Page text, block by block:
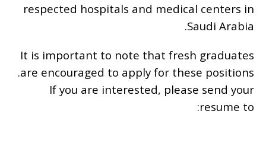
respected hospitals and medical centers in
Saudi Arabia.
It is important to note that fresh graduates
are encouraged to apply for these positions.
If you are interested, please send your
resume to: